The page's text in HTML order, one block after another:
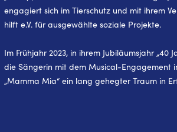
engagiert sich im Tierschutz und mit ihrem
hilft e.V. für ausgewählte soziale Projekte.
Im Frühjahr 2023, in ihrem Jubiläumsjahr „40
die Sängerin mit dem Musical-Engagement
„Mamma Mia“ ein lang gehegter Traum in